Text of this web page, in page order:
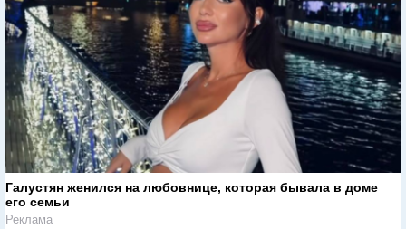
Галустян женился на любовнице, которая бывала в доме
его семьи
Реклама